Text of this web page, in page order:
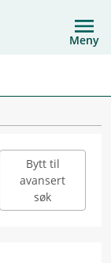
Meny
Bytt til
avansert
søk